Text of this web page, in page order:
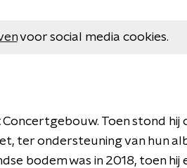
voor social media cookies.
Toen stond hij
ter ondersteuning van hun
bodem was in 2018, toen hij